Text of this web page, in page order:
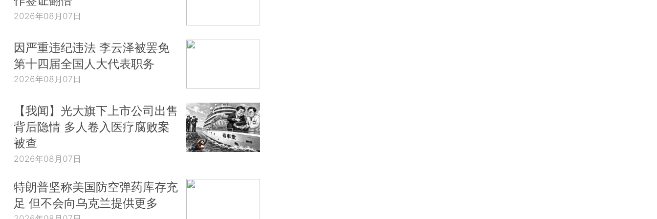
2026年08月07日
因严重违纪违法 李云泽被罢免
第十四届全国人大代表职务
2026年08月07日
【我闻】光大旗下上市公司出售
背后隐情 多人卷入医疗腐败案
被查
2026年08月07日
特朗普坚称美国防空弹药库存充
足 但不会向乌克兰提供更多